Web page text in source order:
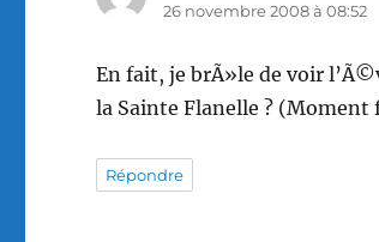
26 novembre 2008 à 08:52
En fait, je brÃ»le de voir
la Sainte Flanelle ? (Moment
Répondre